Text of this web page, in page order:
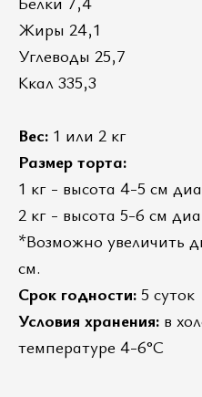
Жиры 24,1
Углеводы 25,7
Ккал 335,3
Вес: 1 или 2 кг
Размер торта:
1 кг - высота 4-5 см
2 кг - высота 5-6 см
*Возможно увеличить
см.
Срок годности: 5 суток
Условия хранения: в
температуре 4-6°C